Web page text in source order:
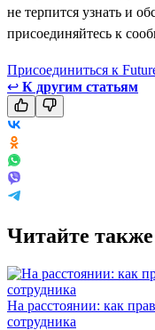
не терпится узнать и
присоединяйтесь к
Присоединиться к
↩ К другим статьям
Читайте также
На расстоянии: как
сотрудника